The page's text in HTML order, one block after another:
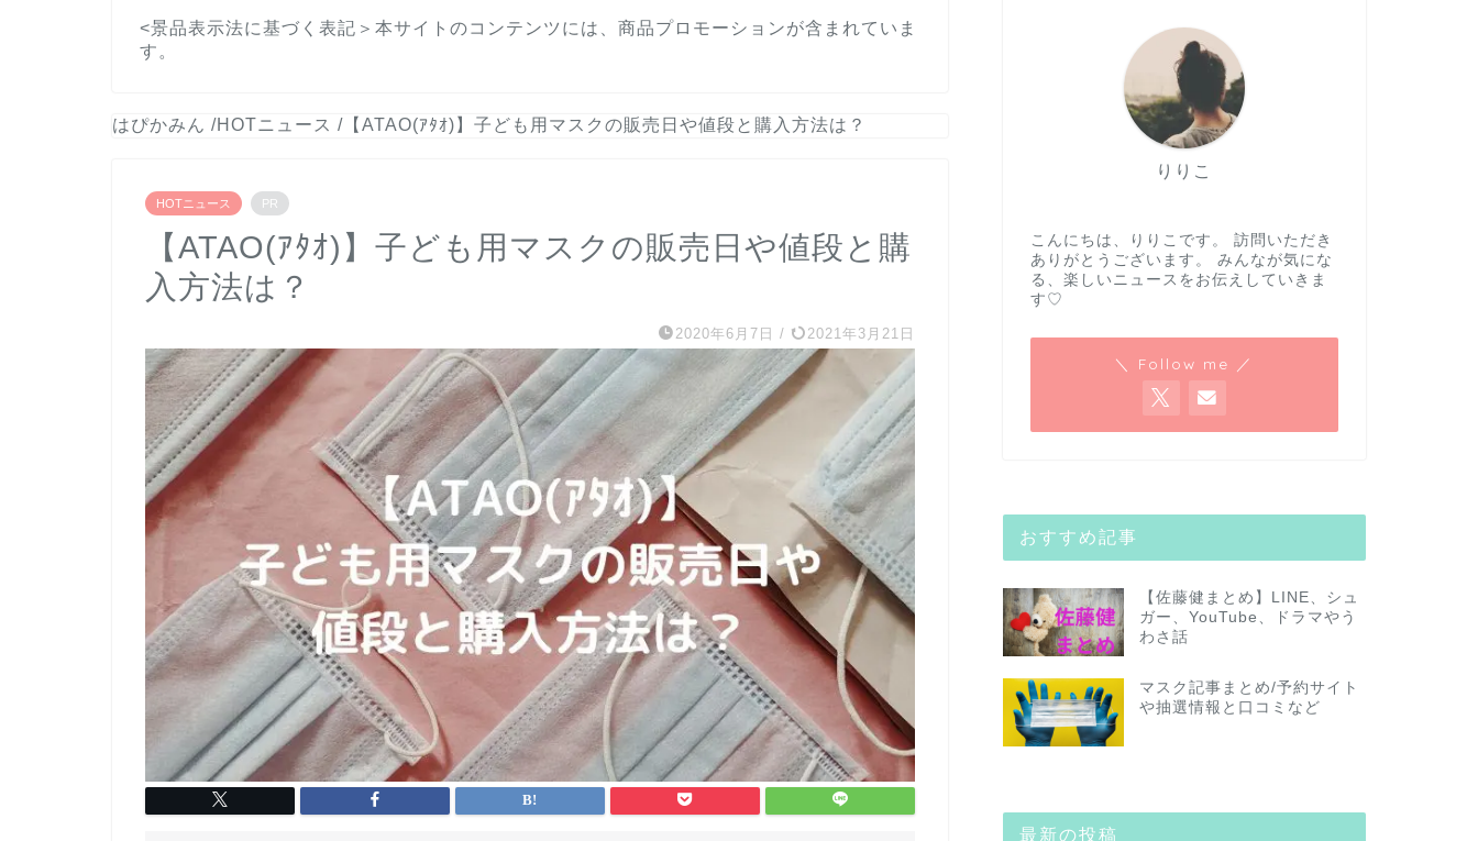
<景品表示法に基づく表記＞本サイトのコンテンツには、商品プロモーションが含まれていま
す。
はぴかみん /HOTニュース / 【ATAO(ｱﾀｵ)】子ども用マスクの販売日や値段と購入方法は？
HOTニュース PR
【ATAO(ｱﾀｵ)】子ども用マスクの販売日や値段と購
入方法は？
2020年6月7日 / 2021年3月21日
りりこ
こんにちは、りりこです。 訪問いただき
ありがとうございます。 みんなが気にな
る、楽しいニュースをお伝えしていきま
す♡
＼ Follow me ／
おすすめ記事
【佐藤健まとめ】LINE、シュ
ガー、YouTube、ドラマやう
わさ話
マスク記事まとめ/予約サイト
や抽選情報と口コミなど
最新の投稿